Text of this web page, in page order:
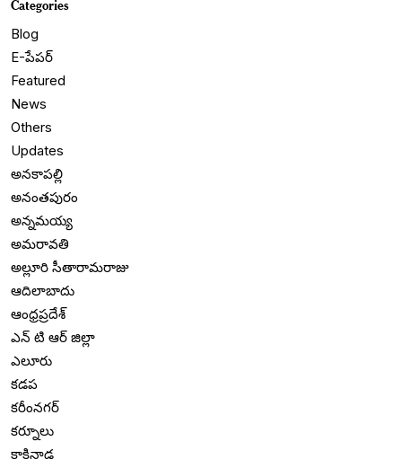
Categories
Blog
E-పేపర్
Featured
News
Others
Updates
అనకాపల్లి
అనంతపురం
అన్నమయ్య
అమరావతి
అల్లూరి సీతారామరాజు
ఆదిలాబాదు
ఆంధ్రప్రదేశ్
ఎన్ టి ఆర్ జిల్లా
ఎలూరు
కడప
కరీంనగర్
కర్నూలు
కాకినాడ